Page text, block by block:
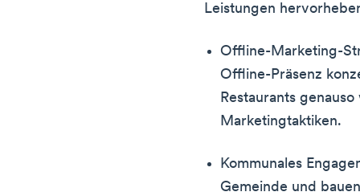
Leistungen
Offline-Marketing-
Offline-Präsenz
Restaurants
Marketingtaktiken.
Kommunales
Gemeinde und